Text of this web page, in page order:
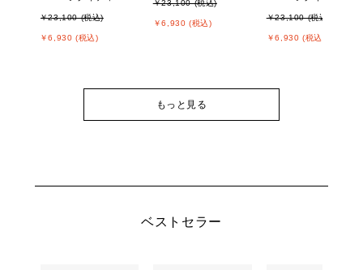
￥23,100 (税込)
￥6,930 (税込)
￥23,100 (税込)
￥6,930 (税込)
￥23,100 (税込)
￥6,930 (税込)
もっと見る
ベストセラー